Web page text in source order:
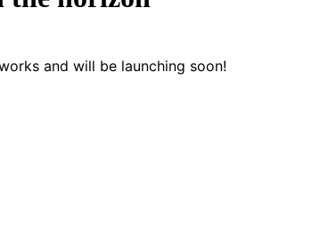
and will be launching soon!